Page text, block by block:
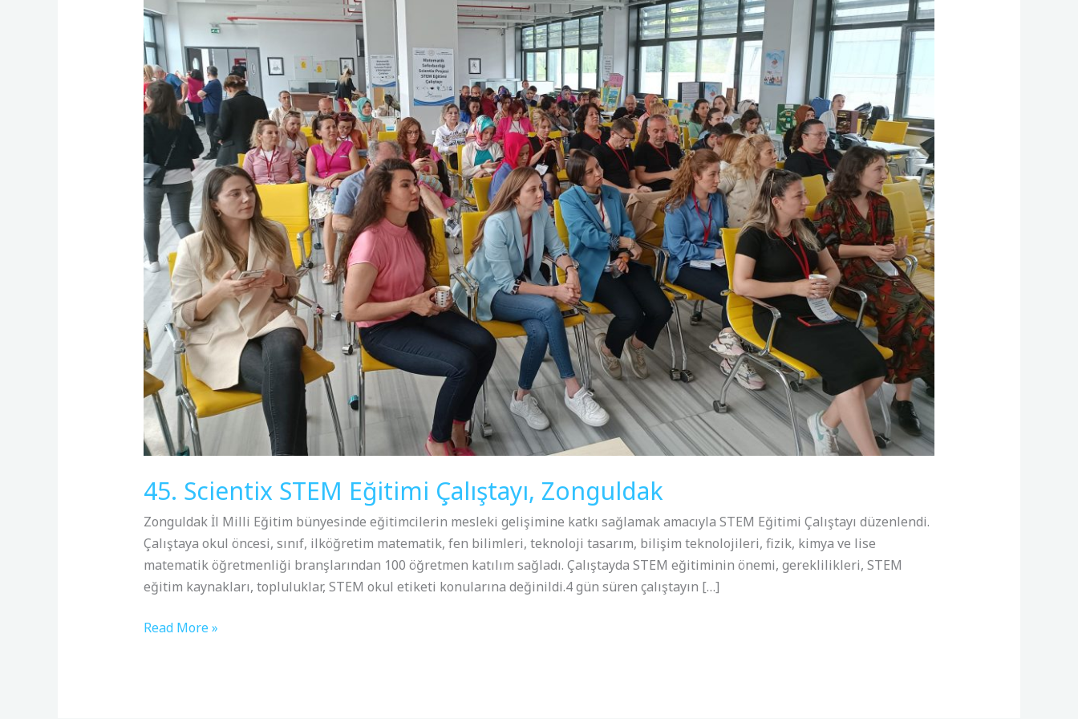
45. Scientix STEM Eğitimi Çalıştayı, Zonguldak
Zonguldak İl Milli Eğitim bünyesinde eğitimcilerin mesleki gelişimine katkı sağlamak amacıyla STEM Eğitimi Çalıştayı düzenlendi.
Çalıştaya okul öncesi, sınıf, ilköğretim matematik, fen bilimleri, teknoloji tasarım, bilişim teknolojileri, fizik, kimya ve lise
matematik öğretmenliği branşlarından 100 öğretmen katılım sağladı. Çalıştayda STEM eğitiminin önemi, gereklilikleri, STEM
eğitim kaynakları, topluluklar, STEM okul etiketi konularına değinildi.4 gün süren çalıştayın […]
Read More »